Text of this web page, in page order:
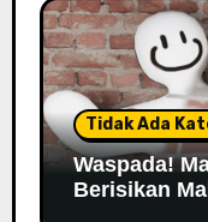
Tidak Ada
Waspada!
Berisikan